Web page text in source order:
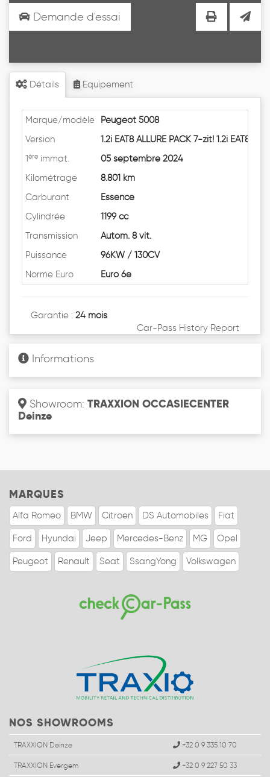
Demande d'essai
Détails Equipement
Marque/modèle
Peugeot 5008
Version
1.2i EAT8 ALLURE PACK 7-zit! 1.2i EAT8
1ère immat.
05 septembre 2024
Kilométrage
8.801 km
Carburant
Essence
Cylindrée
1199 cc
Transmission
Autom. 8 vit.
Puissance
96KW / 130CV
Norme Euro
Euro 6e
Garantie : 24 mois
Car-Pass History Report
Informations
Showroom: TRAXXION OCCASIECENTER
Deinze
MARQUES
Alfa Romeo BMW Citroen DS Automobiles Fiat
Ford Hyundai Jeep Mercedes-Benz MG Opel
Peugeot Renault Seat SsangYong Volkswagen
NOS SHOWROOMS
TRAXXION Deinze +32 0 9 335 10 70
TRAXXION Evergem +32 0 9 227 50 33